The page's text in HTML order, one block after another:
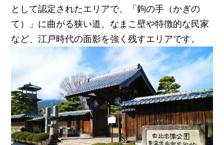
として認定されたエリアで、「鉤の手（かぎの
て）」に曲がる狭い道、なまこ壁や特徴的な民家
など、江戸時代の面影を強く残すエリアです。